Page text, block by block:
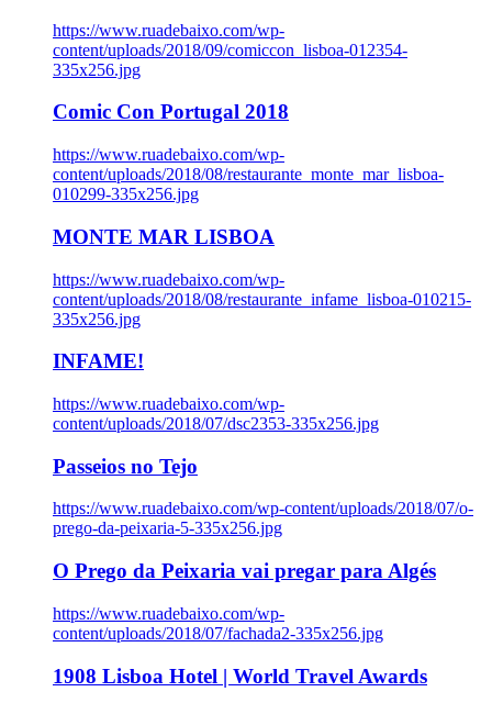
https://www.ruadebaixo.com/wp-
content/uploads/2018/09/comiccon_lisboa-012354-
335x256.jpg
Comic Con Portugal 2018
https://www.ruadebaixo.com/wp-
content/uploads/2018/08/restaurante_monte_mar_lisboa-
010299-335x256.jpg
MONTE MAR LISBOA
https://www.ruadebaixo.com/wp-
content/uploads/2018/08/restaurante_infame_lisboa-010215-
335x256.jpg
INFAME!
https://www.ruadebaixo.com/wp-
content/uploads/2018/07/dsc2353-335x256.jpg
Passeios no Tejo
https://www.ruadebaixo.com/wp-content/uploads/2018/07/o-
prego-da-peixaria-5-335x256.jpg
O Prego da Peixaria vai pregar para Algés
https://www.ruadebaixo.com/wp-
content/uploads/2018/07/fachada2-335x256.jpg
1908 Lisboa Hotel | World Travel Awards